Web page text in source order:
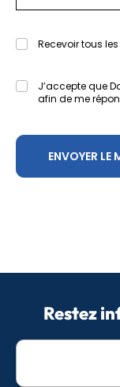
Recevoir tous
J’accepte que
afin de me
Restez
Adresse